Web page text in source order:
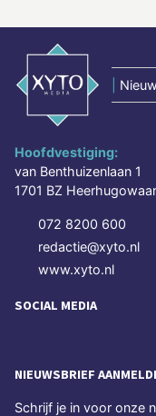
Hoofdvestiging:
van Benthuizenlaan 1
1701 BZ
072 8200 600
redactie@xyto.nl
www.xyto.nl
SOCIAL MEDIA
NIEUWSBRIEF
Schrijf je in voor onze